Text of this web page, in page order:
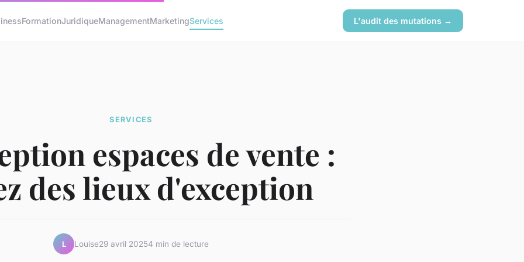
FormationJuridiqueManagementMarketingServices L'audit des mutations →
SERVICES
espaces de vente :
des lieux d'exception
L Louise29 avril 20254 min de lecture